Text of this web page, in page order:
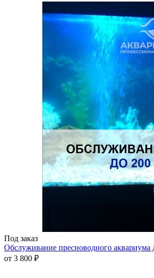
Под заказ
Обслуживание пресноводного аквариума
от 3 800 ₽